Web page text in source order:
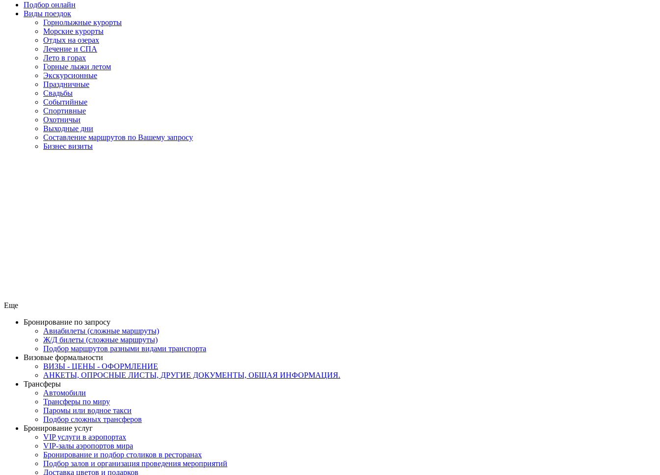
Подбор онлайн
Виды поездок
Горнолыжные курорты
Морские курорты
Отдых на озерах
Лечение и СПА
Лето в горах
Горные лыжи летом
Экскурсионные
Праздничные
Свадьбы
Событийные
Спортивные
Охотничьи
Выходные дни
Составление маршрутов по Вашему запросу
Бизнес визиты
Еще
Бронирование по запросу
Авиабилеты (сложные маршруты)
Ж/Д билеты (сложные маршруты)
Подбор маршрутов разными видами транспорта
Визовые формальности
ВИЗЫ - ЦЕНЫ - ОФОРМЛЕНИЕ
АНКЕТЫ, ОПРОСНЫЕ ЛИСТЫ, ДРУГИЕ ДОКУМЕНТЫ, ОБЩАЯ ИНФОРМАЦИЯ.
Трансферы
Автомобили
Трансферы по миру
Паромы или водное такси
Подбор сложных трансферов
Бронирование услуг
VIP услуги в аэропортах
VIP-залы аэропортов мира
Бронирование и подбор столиков в ресторанах
Подбор залов и организация проведения мероприятий
Доставка цветов и подарков